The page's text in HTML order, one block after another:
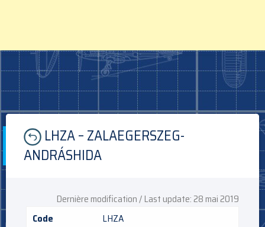
Skip
content
LHZA – ZALAEGERSZEG-
ANDRÁSHIDA
Dernière modification / Last update: 28 mai 2019
Code
LHZA